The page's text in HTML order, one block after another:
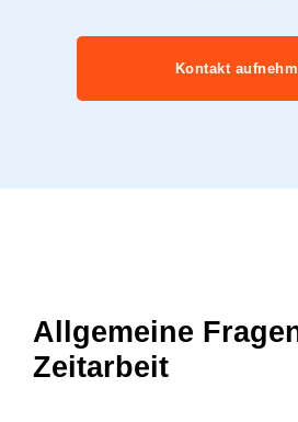
Kontakt
Allgemeine
Zeitarbeit